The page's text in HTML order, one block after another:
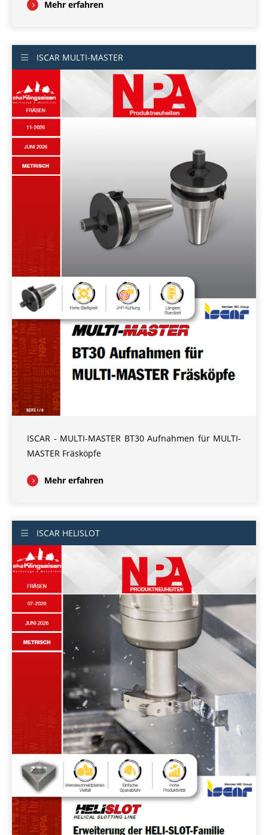
Mehr erfahren
ISCAR MULTI-MASTER
ISCAR - MULTI-MASTER BT30 Aufnahmen für MULTI-
MASTER Fräsköpfe
Mehr erfahren
ISCAR HELISLOT